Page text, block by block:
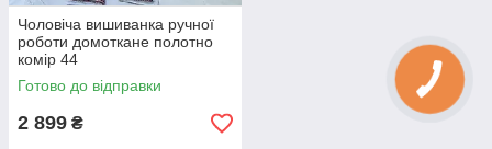
Чоловіча вишиванка ручної
роботи домоткане полотно
комір 44
Готово до відправки
2 899 ₴